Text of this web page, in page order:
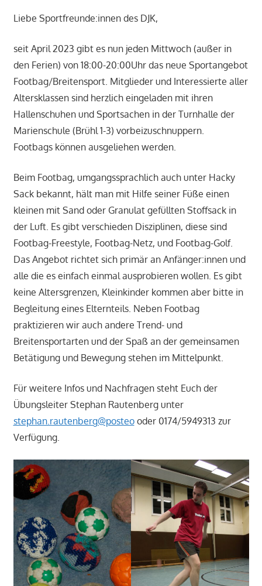
Liebe Sportfreunde:innen des DJK,
seit April 2023 gibt es nun jeden Mittwoch (außer in
den Ferien) von 18:00-20:00Uhr das neue Sportangebot
Footbag/Breitensport. Mitglieder und Interessierte aller
Altersklassen sind herzlich eingeladen mit ihren
Hallenschuhen und Sportsachen in der Turnhalle der
Marienschule (Brühl 1-3) vorbeizuschnuppern.
Footbags können ausgeliehen werden.
Beim Footbag, umgangssprachlich auch unter Hacky
Sack bekannt, hält man mit Hilfe seiner Füße einen
kleinen mit Sand oder Granulat gefüllten Stoffsack in
der Luft. Es gibt verschieden Disziplinen, diese sind
Footbag-Freestyle, Footbag-Netz, und Footbag-Golf.
Das Angebot richtet sich primär an Anfänger:innen und
alle die es einfach einmal ausprobieren wollen. Es gibt
keine Altersgrenzen, Kleinkinder kommen aber bitte in
Begleitung eines Elternteils. Neben Footbag
praktizieren wir auch andere Trend- und
Breitensportarten und der Spaß an der gemeinsamen
Betätigung und Bewegung stehen im Mittelpunkt.
Für weitere Infos und Nachfragen steht Euch der
Übungsleiter Stephan Rautenberg unter
stephan.rautenberg@posteooder 0174/5949313 zur
Verfügung.